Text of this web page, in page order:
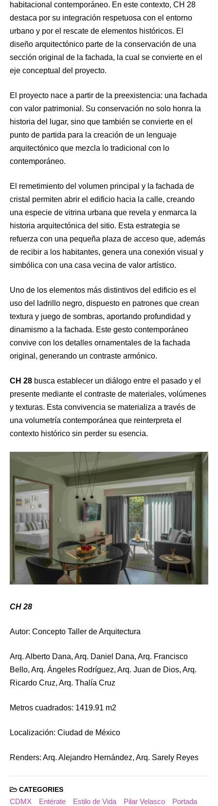
habitacional contemporáneo. En este contexto, CH 28
destaca por su integración respetuosa con el entorno
urbano y por el rescate de elementos históricos. El
diseño arquitectónico parte de la conservación de una
sección original de la fachada, la cual se convierte en el
eje conceptual del proyecto.
El proyecto nace a partir de la preexistencia: una fachada
con valor patrimonial. Su conservación no solo honra la
historia del lugar, sino que también se convierte en el
punto de partida para la creación de un lenguaje
arquitectónico que mezcla lo tradicional con lo
contemporáneo.
El remetimiento del volumen principal y la fachada de
cristal permiten abrir el edificio hacia la calle, creando
una especie de vitrina urbana que revela y enmarca la
historia arquitectónica del sitio. Esta estrategia se
refuerza con una pequeña plaza de acceso que, además
de recibir a los habitantes, genera una conexión visual y
simbólica con una casa vecina de valor artístico.
Uno de los elementos más distintivos del edificio es el
uso del ladrillo negro, dispuesto en patrones que crean
textura y juego de sombras, aportando profundidad y
dinamismo a la fachada. Este gesto contemporáneo
convive con los detalles ornamentales de la fachada
original, generando un contraste armónico.
CH 28 busca establecer un diálogo entre el pasado y el
presente mediante el contraste de materiales, volúmenes
y texturas. Esta convivencia se materializa a través de
una volumetría contemporánea que reinterpreta el
contexto histórico sin perder su esencia.
CH 28
Autor: Concepto Taller de Arquitectura
Arq. Alberto Dana, Arq. Daniel Dana, Arq. Francisco
Bello, Arq. Ángeles Rodríguez, Arq. Juan de Dios, Arq.
Ricardo Cruz, Arq. Thalía Cruz
Metros cuadrados: 1419.91 m2
Localización: Ciudad de México
Renders: Arq. Alejandro Hernández, Arq. Sarely Reyes
CATEGORIES
CDMX Entérate Estilo de Vida Pilar Velasco Portada